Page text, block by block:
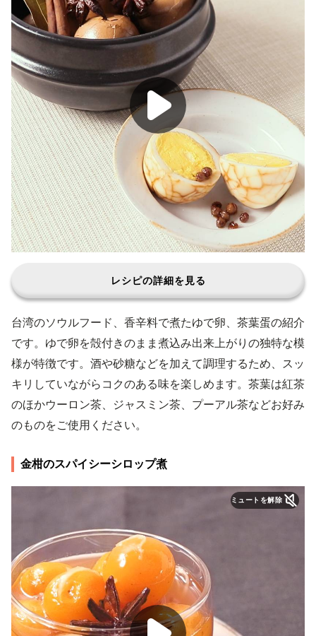
レシピの詳細を見る
台湾のソウルフード、香辛料で煮たゆで卵、茶葉蛋の紹介
です。ゆで卵を殻付きのまま煮込み出来上がりの独特な模
様が特徴です。酒や砂糖などを加えて調理するため、スッ
キリしていながらコクのある味を楽しめます。茶葉は紅茶
のほかウーロン茶、ジャスミン茶、プーアル茶などお好み
のものをご使用ください。
金柑のスパイシーシロップ煮
ミュートを解除